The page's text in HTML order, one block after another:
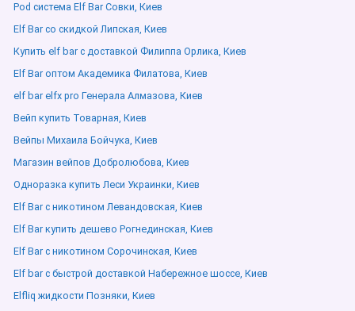
Pod система Elf Bar Совки, Киев
Elf Bar со скидкой Липская, Киев
Купить elf bar с доставкой Филиппа Орлика, Киев
Elf Bar оптом Академика Филатова, Киев
elf bar elfx pro Генерала Алмазова, Киев
Вейп купить Товарная, Киев
Вейпы Михаила Бойчука, Киев
Магазин вейпов Добролюбова, Киев
Одноразка купить Леси Украинки, Киев
Elf Bar с никотином Левандовская, Киев
Elf Bar купить дешево Рогнединская, Киев
Elf Bar с никотином Сорочинская, Киев
Elf bar с быстрой доставкой Набережное шоссе, Киев
Elfliq жидкости Позняки, Киев